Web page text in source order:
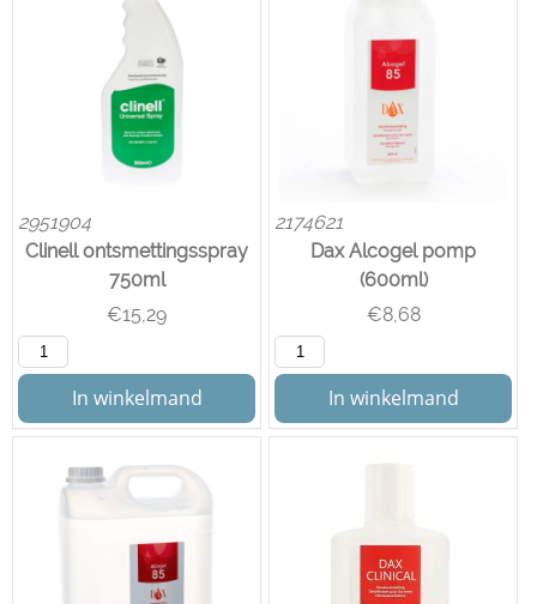
2951904
Clinell ontsmettingsspray
750ml
€15,29
In winkelmand
2174621
Dax Alcogel pomp
(600ml)
€8,68
In winkelmand